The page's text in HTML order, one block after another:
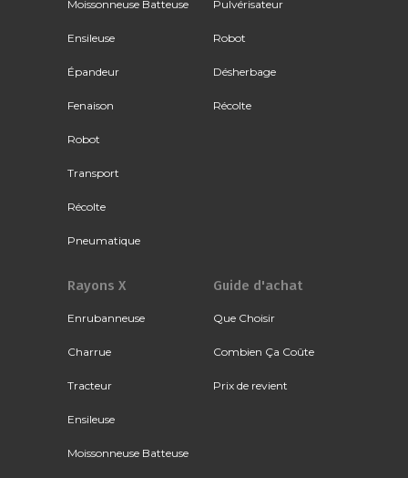
Moissonneuse Batteuse
Ensileuse
Épandeur
Fenaison
Robot
Transport
Récolte
Pneumatique
Pulvérisateur
Robot
Désherbage
Récolte
Rayons X
Enrubanneuse
Charrue
Tracteur
Ensileuse
Moissonneuse Batteuse
Guide d'achat
Que Choisir
Combien Ça Coûte
Prix de revient